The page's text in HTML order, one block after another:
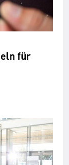
für